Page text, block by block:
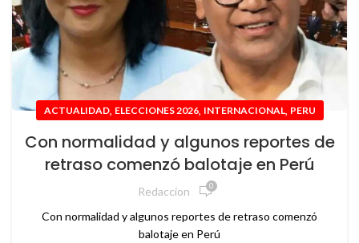
ACTUALIDAD, ELECCIONES 2026, INTERNACIONAL, PERU
Con normalidad y algunos reportes de
retraso comenzó balotaje en Perú
Redaccion 0
Con normalidad y algunos reportes de retraso comenzó
balotaje en Perú